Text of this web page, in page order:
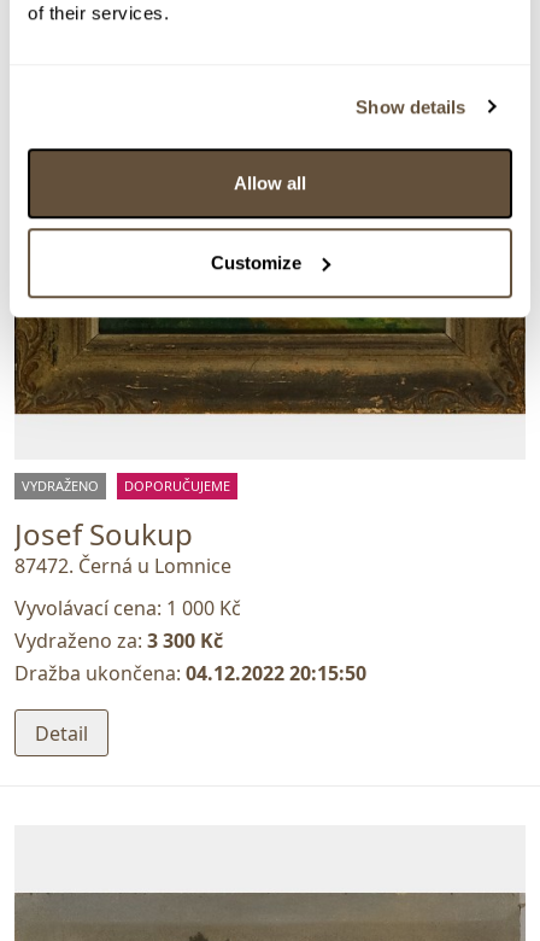
of their services.
Show details
Allow all
Customize
VYDRAŽENO DOPORUČUJEME
Josef Soukup
87472. Černá u Lomnice
Vyvolávací cena: 1 000 Kč
Vydraženo za: 3 300 Kč
Dražba ukončena: 04.12.2022 20:15:50
Detail